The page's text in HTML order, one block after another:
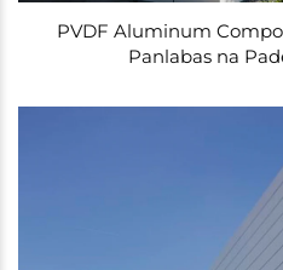
PVDF Aluminum
Panlabas na